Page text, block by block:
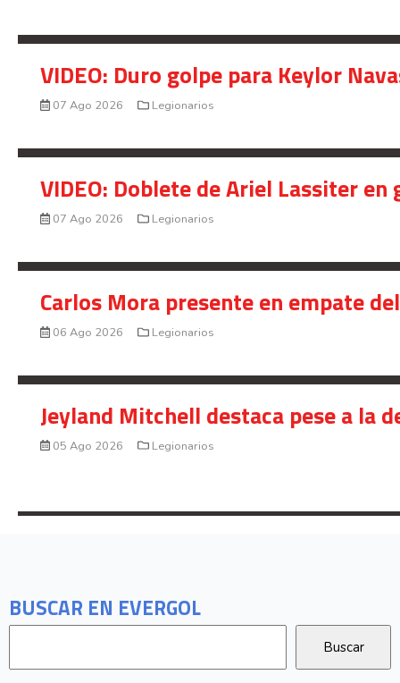
BUSCAR EN EVERGOL
VIDEO: Duro golpe para Keylor
07 Ago 2026 Legionarios
VIDEO: Doblete de Ariel Lassiter
07 Ago 2026 Legionarios
Carlos Mora presente en empate
06 Ago 2026 Legionarios
Jeyland Mitchell destaca pese a la
05 Ago 2026 Legionarios